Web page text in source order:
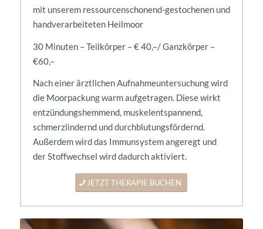
mit unserem ressourcenschonend-gestochenen und
handverarbeiteten Heilmoor
30 Minuten – Teilkörper – € 40,–/ Ganzkörper –
€60,–
Nach einer ärztlichen Aufnahmeuntersuchung wird
die Moorpackung warm aufgetragen. Diese wirkt
entzündungshemmend, muskelentspannend,
schmerzlindernd und durchblutungsfördernd.
Außerdem wird das Immunsystem angeregt und
der Stoffwechsel wird dadurch aktiviert.
JETZT THERAPIE BUCHEN